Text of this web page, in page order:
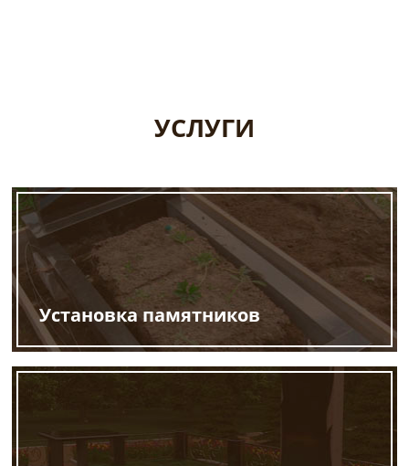
УСЛУГИ
Установка памятников